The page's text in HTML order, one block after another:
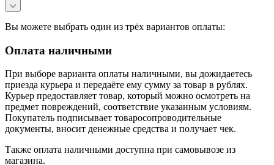
Вы можете выбрать один из трёх вариантов оплаты:
Оплата наличными
При выборе варианта оплаты наличными, вы дожидаетесь
приезда курьера и передаёте ему сумму за товар в рублях.
Курьер предоставляет товар, который можно осмотреть на
предмет повреждений, соответствие указанным условиям.
Покупатель подписывает товаросопроводительные
документы, вносит денежные средства и получает чек.
Также оплата наличными доступна при самовывозе из
магазина.